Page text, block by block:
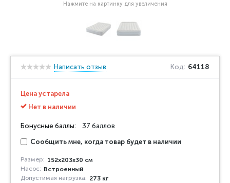
Нажмите на картинку для увеличения
Написать отзыв Код: 64118
Цена устарела
Нет в наличии
Бонусные баллы: 37 баллов
Сообщить мне, когда товар будет в наличии
Размер: 152х203х30 см
Насос: Встроенный
Допустимая нагрузка: 273 кг